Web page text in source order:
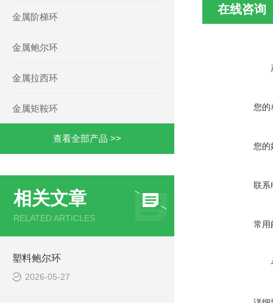
金属阶梯环
金属鲍尔环
金属拉西环
金属矩鞍环
查看全部产品 >>
相关文章
RELATED ARTICLES
塑料鲍尔环
2026-05-27
在线咨询
您的
您的
联系
常用